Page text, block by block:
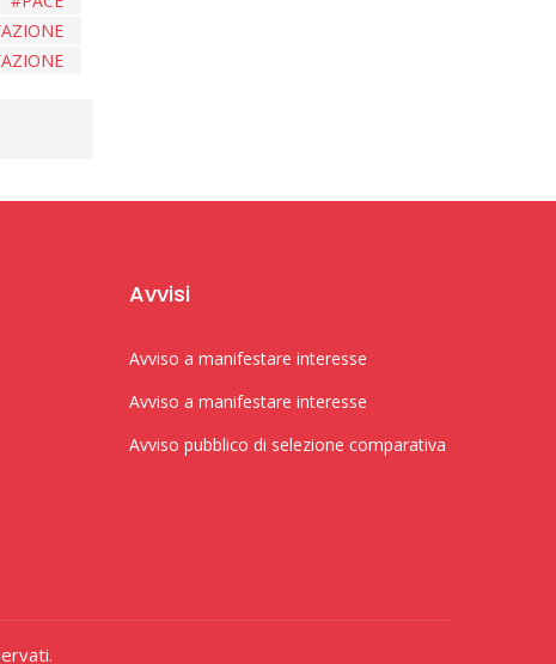
Avvisi
Avviso a manifestare interesse
Avviso a manifestare interesse
Avviso pubblico di selezione comparativa